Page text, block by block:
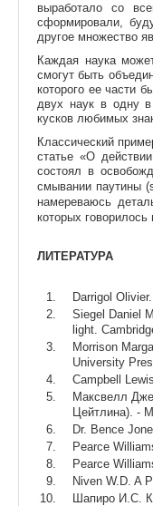
выработало со
сформировали,
другое множество
Каждая наука
смогут быть
которого ее части
двух наук в одну в
кусков любимых
Классический
статье «О
состоял в
смывании паутины
намереваюсь
которых
ЛИТЕРАТУРА
Darrigol
Siegel Daniel
light.
Morrison
University
Campbell
Максвелл
Цейтлина). -
Dr. Bence
Pearce
Pearce
Niven W.D. A
Шапиро И.С. К